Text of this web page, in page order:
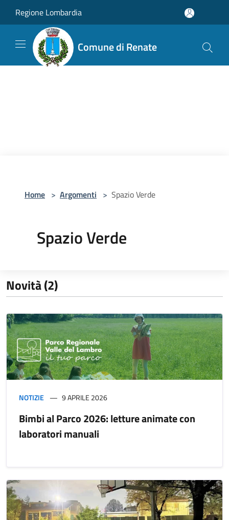
Regione Lombardia
Comune di Renate
Home > Argomenti > Spazio Verde
Spazio Verde
Novità (2)
NOTIZIE 9 APRILE 2026
Bimbi al Parco 2026: letture animate con
laboratori manuali